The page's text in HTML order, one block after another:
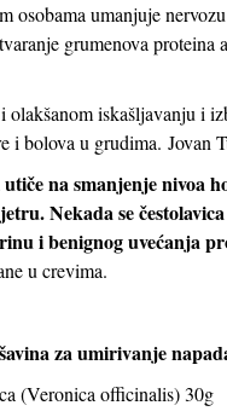
osobama umanjuje
grumenova
olakšanom iskašljavanju i
i bolova u grudima. Jovan
utiče na smanjenje nivoa
Nekada se
i benignog uvećanja
u crevima.
za umirivanje
(Veronica officinalis) 30g